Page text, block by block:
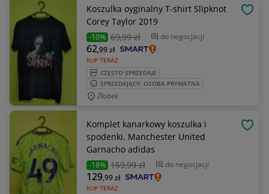
Koszulka oyginalny T-shirt Slipknot
Corey Taylor 2019
-10% 69,99 zł do negocjacji
KUP TERAZ
62,99zł
CZĘSTO SPRZEDAJE
SPRZEDAJĄCY: OSOBA PRYWATNA
Żłobek
Komplet kanarkowy koszulka i
spodenki. Manchester United
Garnacho adidas
-18% 159,99 zł do negocjacji
KUP TERAZ
129,99zł